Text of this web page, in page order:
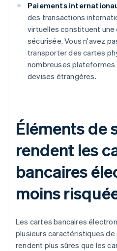
Paiements
des transactions
virtuelles constituent
sécurisée. Vous n'avez
transporter des cartes
nombreuses
devises étrangères.
Éléments de
rendent les
bancaires
moins
Les cartes bancaires
plusieurs caractéristiques
rendent plus sûres que les